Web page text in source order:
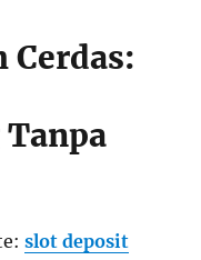
Cerdas:
slot deposit